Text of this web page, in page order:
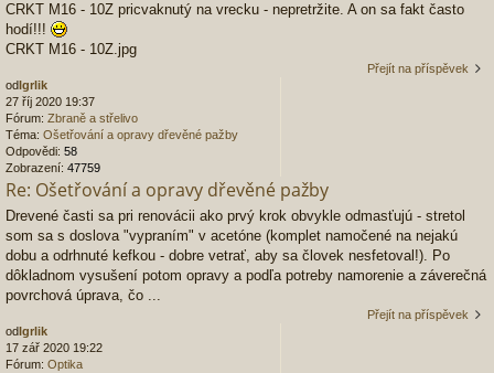
CRKT M16 - 10Z pricvaknutý na vrecku - nepretržite. A on sa fakt často
hodí!!!
CRKT M16 - 10Z.jpg
Přejít na příspěvek
od Igrlik
27 říj 2020 19:37
Fórum: Zbraně a střelivo
Téma: Ošetřování a opravy dřevěné pažby
Odpovědi: 58
Zobrazení: 47759
Re: Ošetřování a opravy dřevěné pažby
Drevené časti sa pri renovácii ako prvý krok obvykle odmasťujú - stretol
som sa s doslova "vypraním" v acetóne (komplet namočené na nejakú
dobu a odrhnuté kefkou - dobre vetrať, aby sa človek nesfetoval!). Po
dôkladnom vysušení potom opravy a podľa potreby namorenie a záverečná
povrchová úprava, čo ...
Přejít na příspěvek
odIgrlik
17 zář 2020 19:22
Fórum: Optika